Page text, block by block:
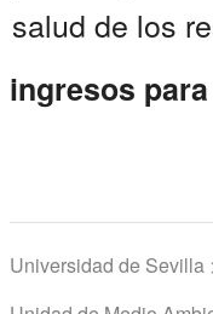
salud de los
ingresos
Universidad de Sevilla